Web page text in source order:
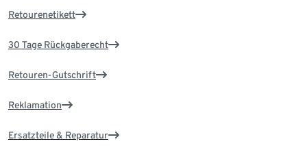
Retourenetikett
30 Tage Rückgaberecht
Retouren-Gutschrift
Reklamation
Ersatzteile & Reparatur